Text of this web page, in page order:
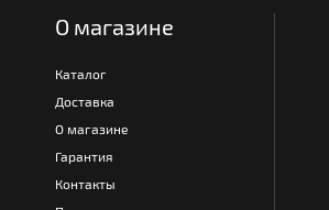
О магазине
Каталог
Доставка
О магазине
Гарантия
Контакты